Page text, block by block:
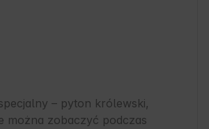
– pyton królewski,
można zobaczyć podczas